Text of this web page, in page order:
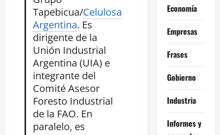
Tapebicua/Celulosa
Argentina. Es
dirigente de la
Unión Industrial
Argentina (UIA) e
integrante del
Comité Asesor
Foresto Industrial
de la FAO. En
paralelo, es
Economía
Empresas
Frases
Gobierno
Industria
Informes y